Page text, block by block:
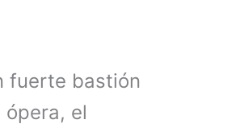
fuerte bastión
el